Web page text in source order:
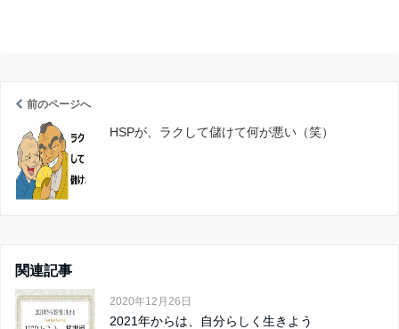
前のページへ
HSPが、ラクして儲けて何が悪い（笑）
関連記事
2020年12月26日
2021年からは、自分らしく生きよう